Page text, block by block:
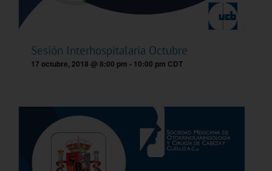
Sesión Interhospitalaria Octubre
17 octubre, 2018 @ 8:00 pm - 10:00 pm CDT